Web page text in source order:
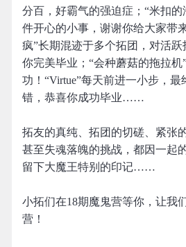
分百，好霸气的强迫症；“米扣
件开心的小事，谢谢你给大家带
疯”长期混迹于多个拓团，对活
你完美毕业；“会种蘑菇的拖拉机
功！“Virtue”每天前进一小步，
错，恭喜你成功毕业……
拓友的真纯、拓团的切磋、紧张
甚至失魂落魄的挑战，都因一起
留下大魔王特别的印记……
小拓们在18期魔鬼营等你，让我
营！